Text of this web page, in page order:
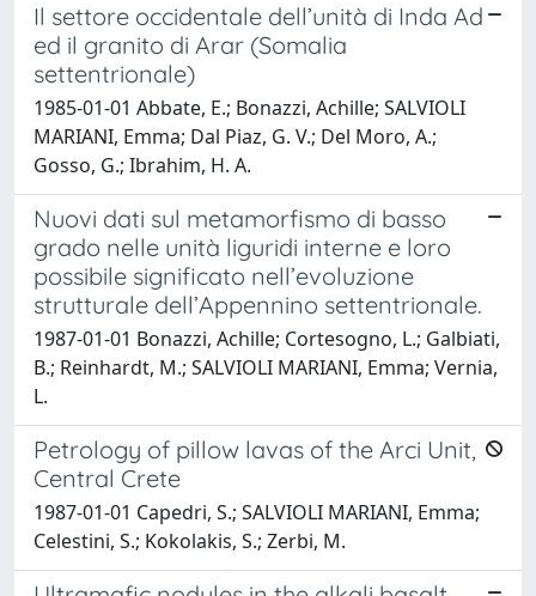
Il settore occidentale dell’unità di Inda Ad
ed il granito di Arar (Somalia
settentrionale)
1985-01-01 Abbate, E.; Bonazzi, Achille; SALVIOLI
MARIANI, Emma; Dal Piaz, G. V.; Del Moro, A.;
Gosso, G.; Ibrahim, H. A.
Nuovi dati sul metamorfismo di basso
grado nelle unità liguridi interne e loro
possibile significato nell’evoluzione
strutturale dell’Appennino settentrionale.
1987-01-01 Bonazzi, Achille; Cortesogno, L.; Galbiati,
B.; Reinhardt, M.; SALVIOLI MARIANI, Emma; Vernia,
L.
Petrology of pillow lavas of the Arci Unit,
Central Crete
1987-01-01 Capedri, S.; SALVIOLI MARIANI, Emma;
Celestini, S.; Kokolakis, S.; Zerbi, M.